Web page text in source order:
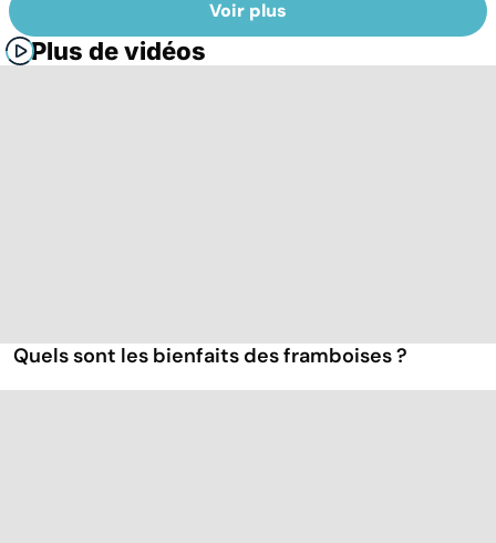
Voir plus
Plus de vidéos
Quels sont les bienfaits des framboises ?